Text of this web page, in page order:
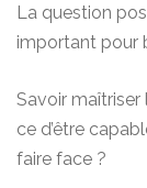
La question
important pour
Savoir
ce d’être
faire face ?